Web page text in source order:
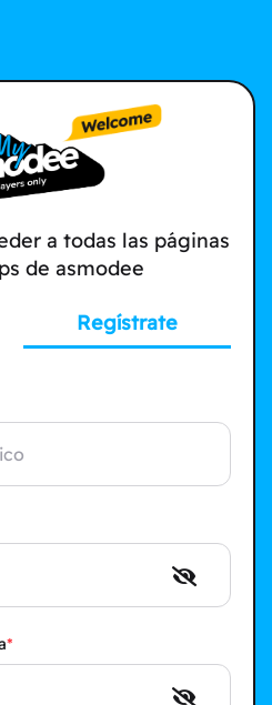
a todas las páginas
de asmodee
Regístrate